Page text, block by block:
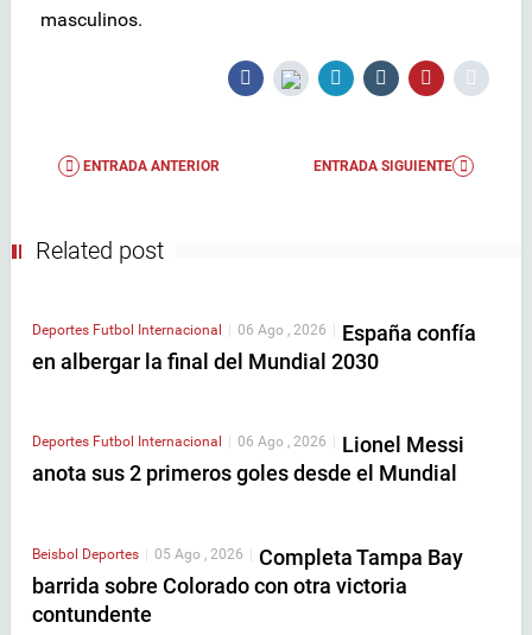
masculinos.
ENTRADA ANTERIOR ENTRADA SIGUIENTE
Related post
Deportes Futbol Internacional | 06 Ago , 2026 | España confía
en albergar la final del Mundial 2030
Deportes Futbol Internacional 06 Ago , 2026
Lionel Messi
anota sus 2 primeros goles desde el Mundial
Beisbol Deportes | 05 Ago , 2026 | Completa Tampa Bay
barrida sobre Colorado con otra victoria
contundente